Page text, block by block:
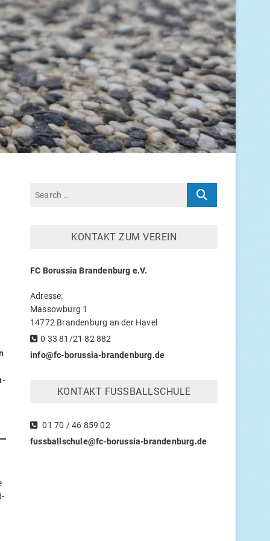
KON­TAKT ZUM VEREIN
FC Borus­sia Bran­den­burg e.V.
Adres­se:
Massow­burg 1
14772 Bran­den­burg an der Havel
0 33 81/21 82 882
info@fc-borussia-brandenburg.de
KON­TAKT FUSSBALLSCHULE
01 70 / 46 859 02
fussballschule@fc-borussia-brandenburg.de